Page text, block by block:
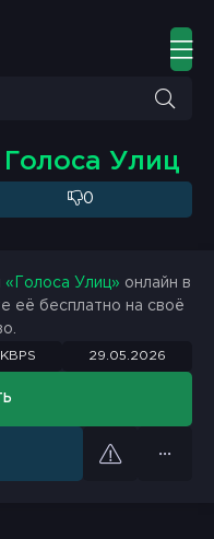
Голоса Улиц
0
«Голоса Улиц» онлайн в
её бесплатно на своё
29.05.2026